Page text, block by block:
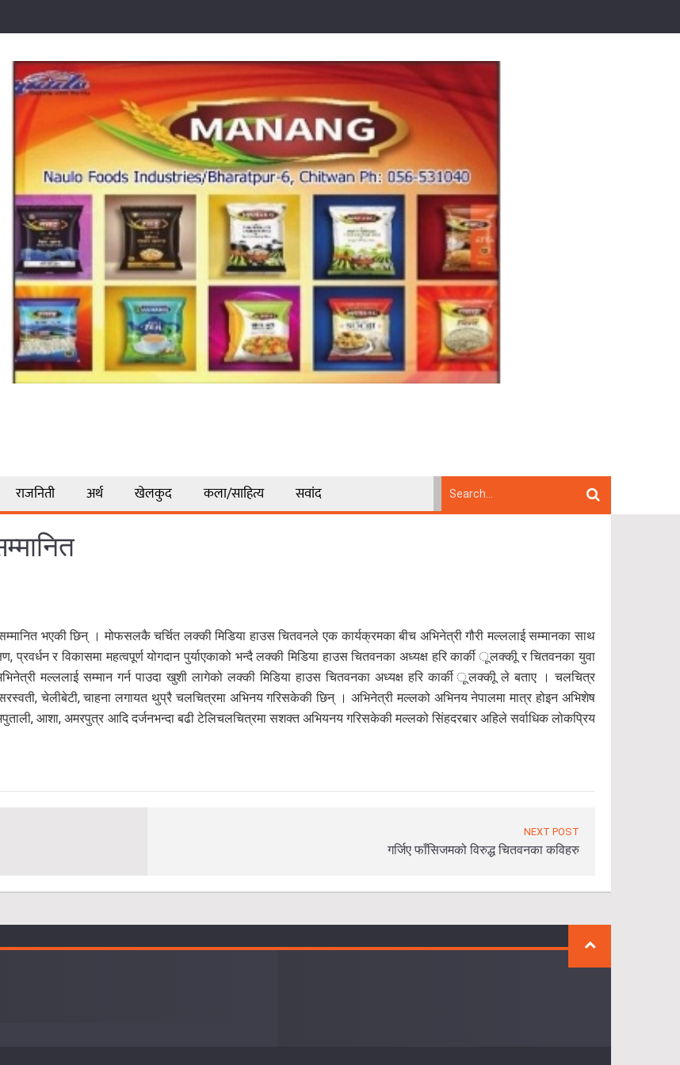
राजनिती अर्थ खेलकुद कला/साहित्य सवांद
भएकी छिन् । मोफसलकै चर्चित लक्की मिडिया हाउस चितवनले एक कार्यक्रमका बीच अभिनेत्री गौरी मल्ललाई सम्मानका साथ
प्रवर्धन र विकासमा महत्वपूर्ण योगदान पुर्याएकाको भन्दै लक्की मिडिया हाउस चितवनका अध्यक्ष हरि कार्की ूलक्कीू र चितवनका युवा
मल्ललाई सम्मान गर्न पाउदा खुशी लागेको लक्की मिडिया हाउस चितवनका अध्यक्ष हरि कार्की ूलक्कीू ले बताए । चलचित्र
चेलीबेटी, चाहना लगायत थुप्रै चलचित्रमा अभिनय गरिसकेकी छिन् । अभिनेत्री मल्लको अभिनय नेपालमा मात्र होइन अभिशेष
अपुताली, आशा, अमरपुत्र आदि दर्जनभन्दा बढी टेलिचलचित्रमा सशक्त अभियनय गरिसकेकी मल्लको सिंहदरबार अहिले सर्वाधिक लोकप्रिय
NEXT POST
गर्जिए फाँसिजमको विरुद्ध चितवनका कविहरु